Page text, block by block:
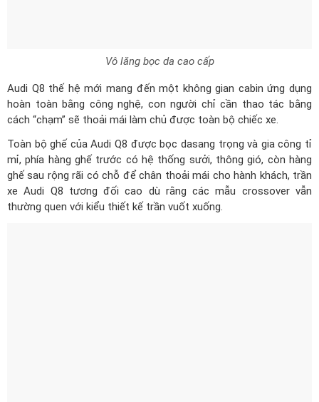
cách “chạm” sẽ thoải mái làm chủ được toàn bộ chiếc xe.
Toàn bộ ghế của Audi Q8 được bọc dasang trọng và gia công tỉ
mỉ, phía hàng ghế trước có hệ thống sưởi, thông gió, còn hàng
ghế sau rộng rãi có chỗ để chân thoải mái cho hành khách, trần
xe Audi Q8 tương đối cao dù rằng các mẫu crossover vẫn
thường quen với kiểu thiết kế trần vuốt xuống.